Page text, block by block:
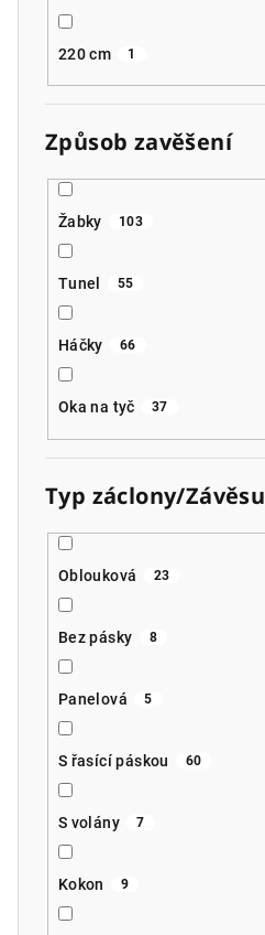
220 cm 1
Způsob zavěšení
Žabky 103
Tunel 55
Háčky 66
Oka na tyč 37
Typ záclony/Závěsu
Oblouková 23
Bez pásky 8
Panelová 5
S řasící páskou 60
S volány 7
Kokon 9